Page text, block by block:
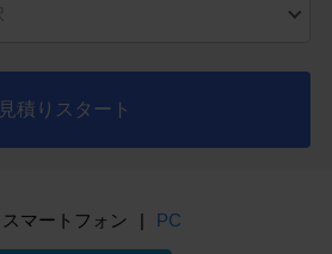
見積りスタート
スマートフォン | PC